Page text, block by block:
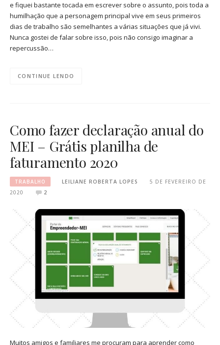
e fiquei bastante tocada em escrever sobre o assunto, pois toda a
humilhação que a personagem principal vive em seus primeiros
dias de trabalho são semelhantes a várias situações que já vivi.
Nunca gostei de falar sobre isso, pois não consigo imaginar a
repercussão…
CONTINUE LENDO
Como fazer declaração anual do
MEI – Grátis planilha de
faturamento 2020
TRABALHO LEILIANE ROBERTA LOPES
5 DE FEVEREIRO DE
2020
2
Muitos amigos e familiares me procuram para aprender como